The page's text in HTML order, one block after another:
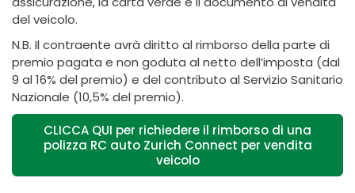
del veicolo.
N.B. Il contraente avrà diritto al rimborso della parte di
premio pagata e non goduta al netto dell’imposta (dal
9 al 16% del premio) e del contributo al Servizio Sanitario
Nazionale (10,5% del premio).
CLICCA QUI per richiedere il rimborso di una
polizza RC auto Zurich Connect per vendita
veicolo